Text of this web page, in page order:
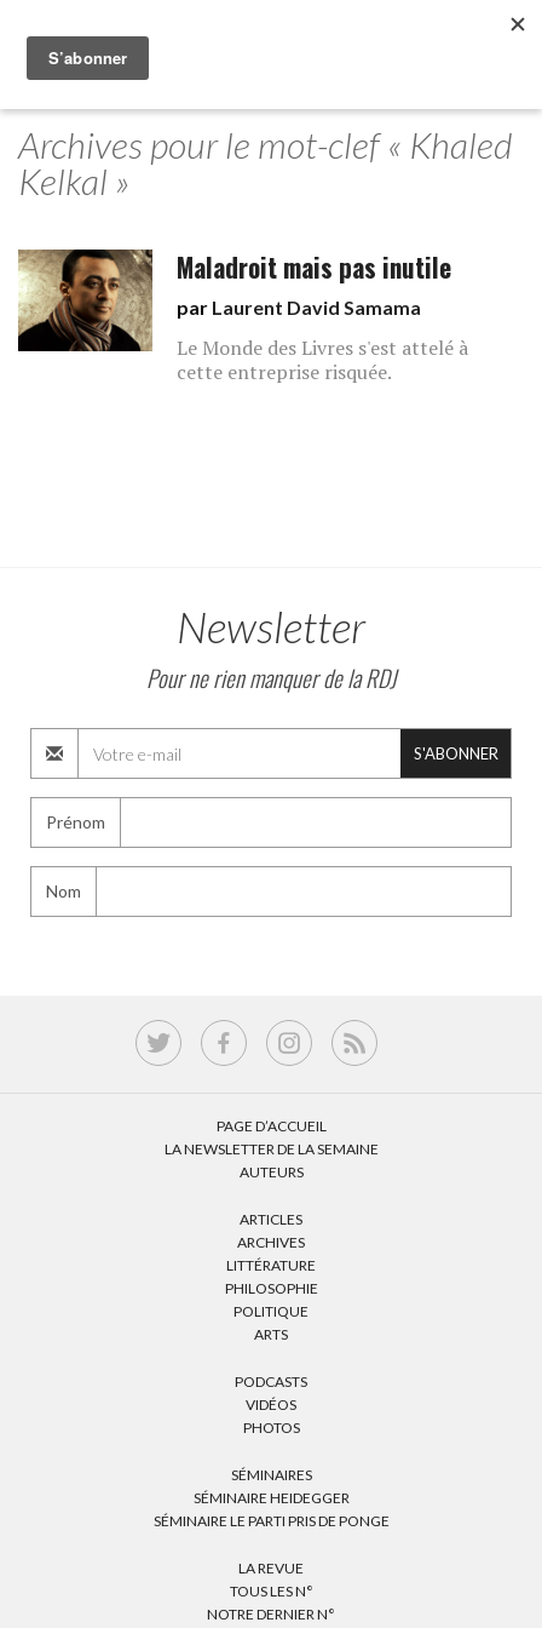
Archives pour le mot-clef « Khaled
Kelkal »
Maladroit mais pas inutile
par Laurent David Samama
Le Monde des Livres s'est attelé à
cette entreprise risquée.
Newsletter
Pour ne rien manquer de la RDJ
S'ABONNER
Prénom
Nom
PAGE D’ACCUEIL
LA NEWSLETTER DE LA SEMAINE
AUTEURS
ARTICLES
ARCHIVES
LITTÉRATURE
PHILOSOPHIE
POLITIQUE
ARTS
PODCASTS
VIDÉOS
PHOTOS
SÉMINAIRES
SÉMINAIRE HEIDEGGER
SÉMINAIRE LE PARTI PRIS DE PONGE
LA REVUE
TOUS LES N°
NOTRE DERNIER N°